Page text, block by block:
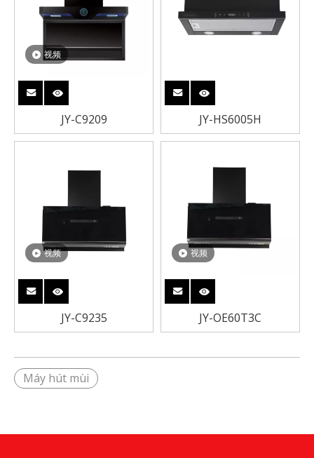
视频
JY-C9209 JY-HS6005H
视频
JY-C9235
视频
JY-OE60T3C
Máy hút mùi